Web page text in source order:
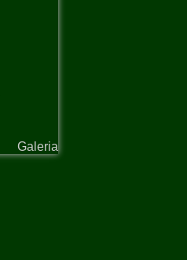
Galeria